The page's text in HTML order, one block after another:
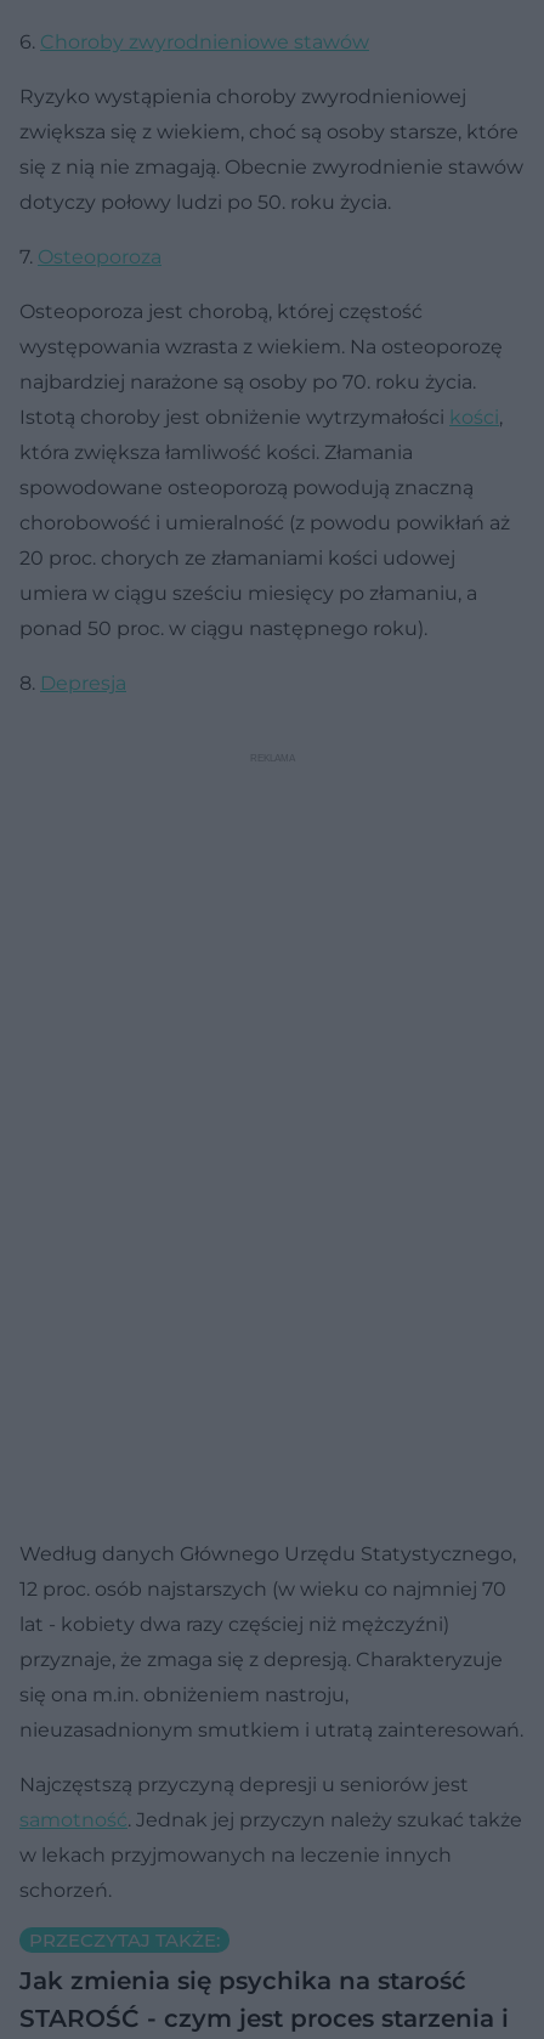
6. Choroby zwyrodnieniowe stawów
Ryzyko wystąpienia choroby zwyrodnieniowej
zwiększa się z wiekiem, choć są osoby starsze, które
się z nią nie zmagają. Obecnie zwyrodnienie stawów
dotyczy połowy ludzi po 50. roku życia.
7. Osteoporoza
Osteoporoza jest chorobą, której częstość
występowania wzrasta z wiekiem. Na osteoporozę
najbardziej narażone są osoby po 70. roku życia.
Istotą choroby jest obniżenie wytrzymałości kości,
która zwiększa łamliwość kości. Złamania
spowodowane osteoporozą powodują znaczną
chorobowość i umieralność (z powodu powikłań aż
20 proc. chorych ze złamaniami kości udowej
umiera w ciągu sześciu miesięcy po złamaniu, a
ponad 50 proc. w ciągu następnego roku).
8. Depresja
Według danych Głównego Urzędu Statystycznego,
12 proc. osób najstarszych (w wieku co najmniej 70
lat - kobiety dwa razy częściej niż mężczyźni)
przyznaje, że zmaga się z depresją. Charakteryzuje
się ona m.in. obniżeniem nastroju,
nieuzasadnionym smutkiem i utratą zainteresowań.
Najczęstszą przyczyną depresji u seniorów jest
samotność. Jednak jej przyczyn należy szukać także
w lekach przyjmowanych na leczenie innych
schorzeń.
PRZECZYTAJ TAKŻE:
Jak zmienia się psychika na starość
STAROŚĆ - czym jest proces starzenia i